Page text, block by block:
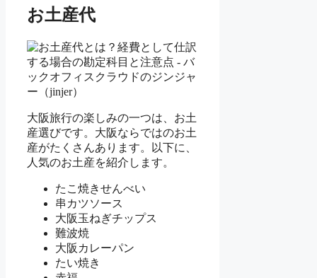
お土産代
大阪旅行の楽しみの一つは、お土
産選びです。大阪ならではのお土
産がたくさんあります。以下に、
人気のお土産を紹介します。
たこ焼きせんべい
串カツソース
大阪玉ねぎチップス
難波焼
大阪カレーパン
たい焼き